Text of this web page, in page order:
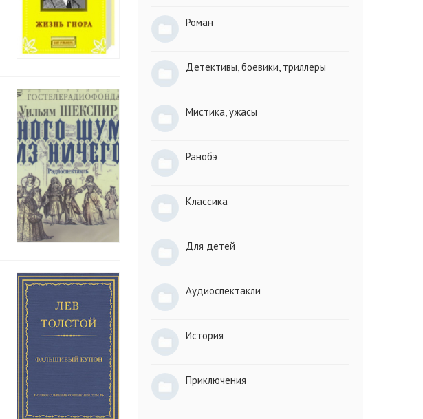
Роман
Детективы, боевики, триллеры
Мистика, ужасы
Ранобэ
Классика
Для детей
Аудиоспектакли
История
Приключения